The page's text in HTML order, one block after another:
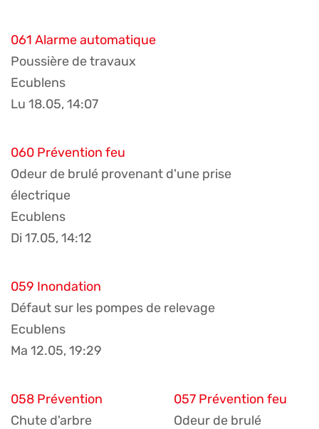
061 Alarme automatique
Poussière de travaux
Ecublens
Lu 18.05, 14:07
060 Prévention feu
Odeur de brulé provenant d'une prise
électrique
Ecublens
Di 17.05, 14:12
059 Inondation
Défaut sur les pompes de relevage
Ecublens
Ma 12.05, 19:29
058 Prévention
Chute d'arbre
057 Prévention feu
Odeur de brulé